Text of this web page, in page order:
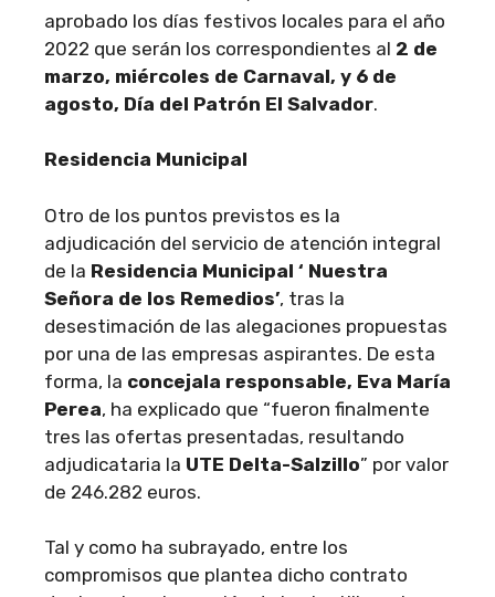
aprobado los días festivos locales para el año
2022 que serán los correspondientes al 2 de
marzo, miércoles de Carnaval, y 6 de
agosto, Día del Patrón El Salvador.
Residencia Municipal
Otro de los puntos previstos es la
adjudicación del servicio de atención integral
de la Residencia Municipal ‘ Nuestra
Señora de los Remedios’, tras la
desestimación de las alegaciones propuestas
por una de las empresas aspirantes. De esta
forma, la concejala responsable, Eva María
Perea, ha explicado que “fueron finalmente
tres las ofertas presentadas, resultando
adjudicataria la UTE Delta-Salzillo” por valor
de 246.282 euros.
Tal y como ha subrayado, entre los
compromisos que plantea dicho contrato